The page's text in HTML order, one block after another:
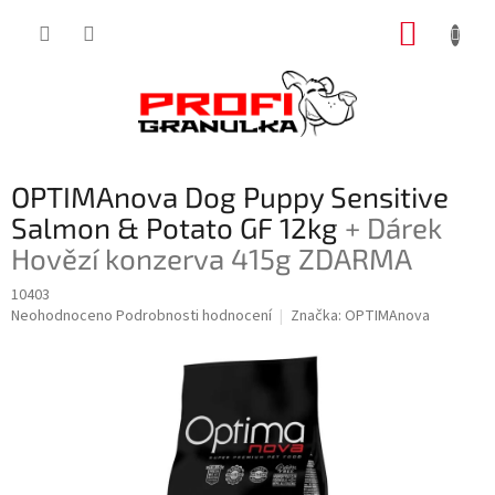
OPTIMAnova Dog Puppy Sensitive
Salmon & Potato GF 12kg + Dárek
Hovězí konzerva 415g ZDARMA
10403
Průměrné
Neohodnoceno Podrobnosti hodnocení Značka: OPTIMAnova